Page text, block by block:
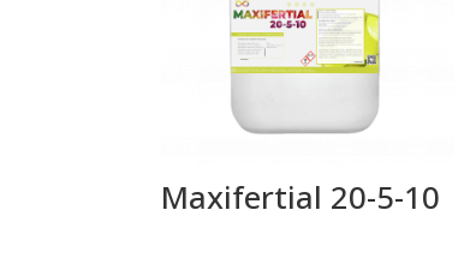
Maxifertial 20-5-10